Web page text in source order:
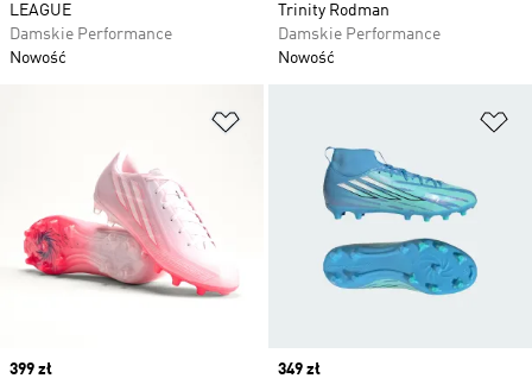
LEAGUE
Damskie Performance
Nowość
Trinity Rodman
Damskie Performance
Nowość
Price
399 zł
Price
349 zł